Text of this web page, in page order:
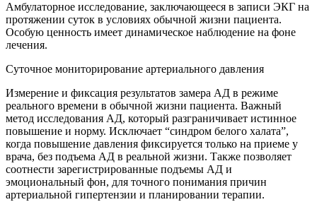
Амбулаторное исследование, заключающееся в записи ЭКГ на
протяжении суток в условиях обычной жизни пациента.
Особую ценность имеет динамическое наблюдение на фоне
лечения.
Суточное мониторирование артериального давления
Измерение и фиксация результатов замера АД в режиме
реального времени в обычной жизни пациента. Важный
метод исследования АД, который разграничивает истинное
повышение и норму. Исключает “синдром белого халата”,
когда повышение давления фиксируется только на приеме у
врача, без подъема АД в реальной жизни. Также позволяет
соотнести зарегистрированные подъемы АД и
эмоциональный фон, для точного понимания причин
артериальной гипертензии и планировании терапии.